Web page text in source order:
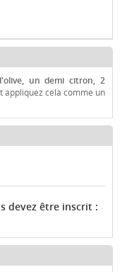
un demi citron, 2
appliquez cela comme un
devez être inscrit :